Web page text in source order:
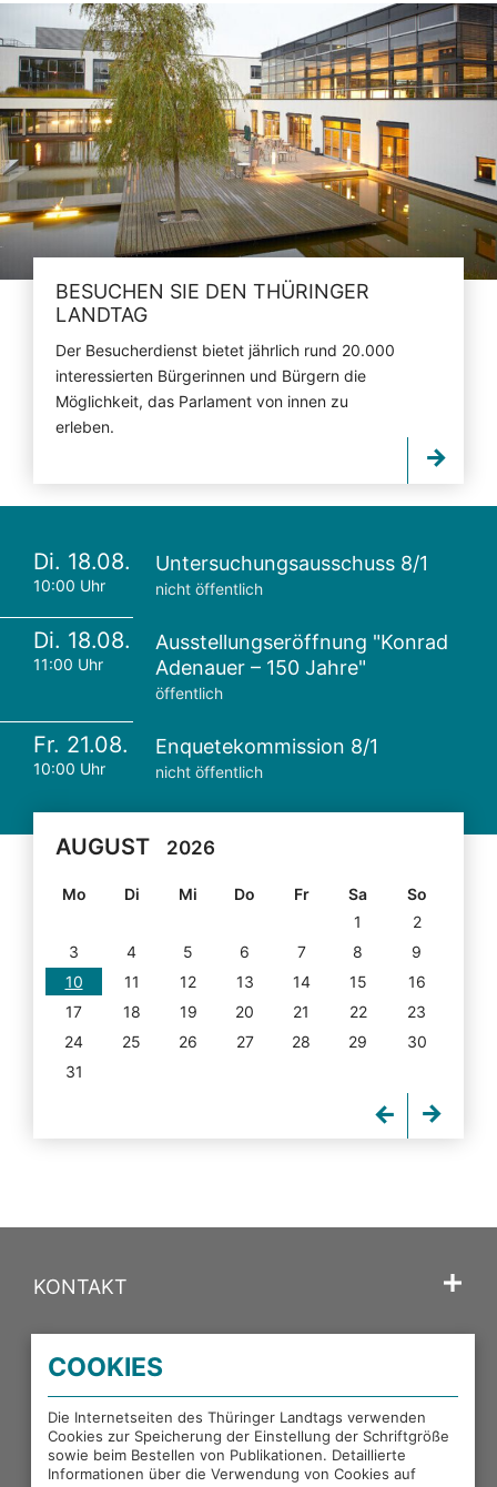
BESUCHEN SIE DEN THÜRINGER
LANDTAG
Der Besucherdienst bietet jährlich rund 20.000
interessierten Bürgerinnen und Bürgern die
Möglichkeit, das Parlament von innen zu
erleben.
Di. 18.08.
10:00 Uhr
Untersuchungsausschuss 8/1
nicht öffentlich
Di. 18.08.
11:00 Uhr
Ausstellungseröffnung "Konrad
Adenauer – 150 Jahre"
öffentlich
Fr. 21.08.
10:00 Uhr
Enquetekommission 8/1
nicht öffentlich
AUGUST 2026
Mo Di Mi Do Fr Sa
So
1
2
3
4 5 6 7 8
9
10
11 12 13 14 15
16
17
18 19 20 21 22
23
24
25 26 27 28 29
30
31
KONTAKT
PORTALE DES THÜRINGER LANDTAGS
EXTERNE LINKS
COOKIES
Die Internetseiten des Thüringer Landtags verwenden
Cookies zur Speicherung der Einstellung der Schriftgröße
sowie beim Bestellen von Publikationen. Detaillierte
Informationen über die Verwendung von Cookies auf